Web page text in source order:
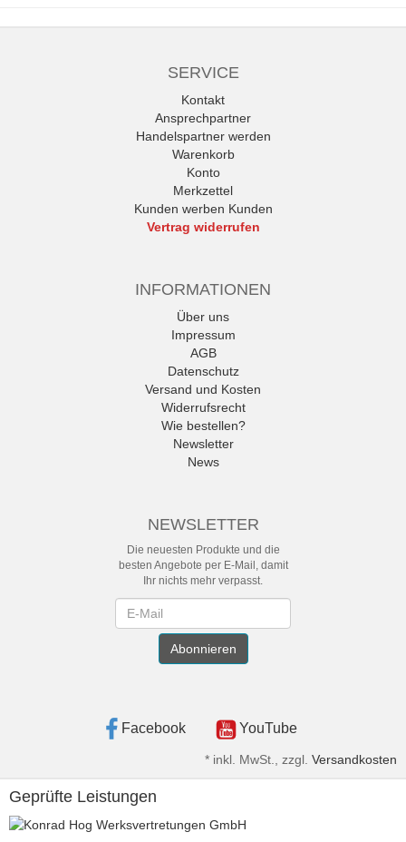
SERVICE
Kontakt
Ansprechpartner
Handelspartner werden
Warenkorb
Konto
Merkzettel
Kunden werben Kunden
Vertrag widerrufen
INFORMATIONEN
Über uns
Impressum
AGB
Datenschutz
Versand und Kosten
Widerrufsrecht
Wie bestellen?
Newsletter
News
NEWSLETTER
Die neuesten Produkte und die
besten Angebote per E-Mail, damit
Ihr nichts mehr verpasst.
Abonnieren
Facebook YouTube
* inkl. MwSt., zzgl. Versandkosten
Geprüfte Leistungen